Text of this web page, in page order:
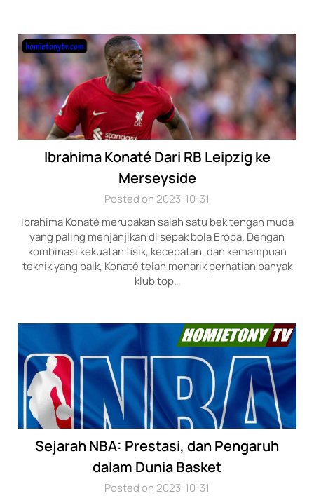
Ibrahima Konaté Dari RB Leipzig ke
Merseyside
Posted on 2023-10-31
Ibrahima Konaté merupakan salah satu bek tengah muda
yang paling menjanjikan di sepak bola Eropa. Dengan
kombinasi kekuatan fisik, kecepatan, dan kemampuan
teknik yang baik, Konaté telah menarik perhatian banyak
klub top…
Sejarah NBA: Prestasi, dan Pengaruh
dalam Dunia Basket
Posted on 2023-10-31